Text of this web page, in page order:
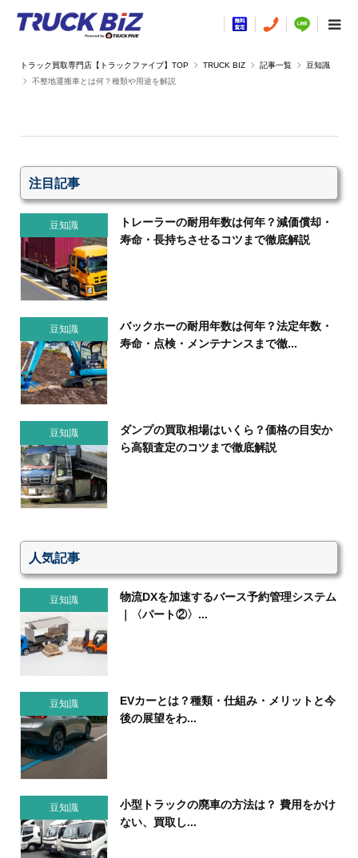
TRUCK BIZ 記事一覧
豆知識
不整地運搬車とは何？種類や用途を解説
注目記事
豆知識
トレーラーの耐用年数は何年？減価償却・
寿命・長持ちさせるコツまで徹底解説
豆知識
バックホーの耐用年数は何年？法定年数・
寿命・点検・メンテナンスまで徹...
豆知識
ダンプの買取相場はいくら？価格の目安か
ら高額査定のコツまで徹底解説
人気記事
豆知識
物流DXを加速するバース予約管理システム
｜〈パート②〉...
豆知識
EVカーとは？種類・仕組み・メリットと今
後の展望をわ...
豆知識
小型トラックの廃車の方法は？ 費用をかけ
ない、買取し...